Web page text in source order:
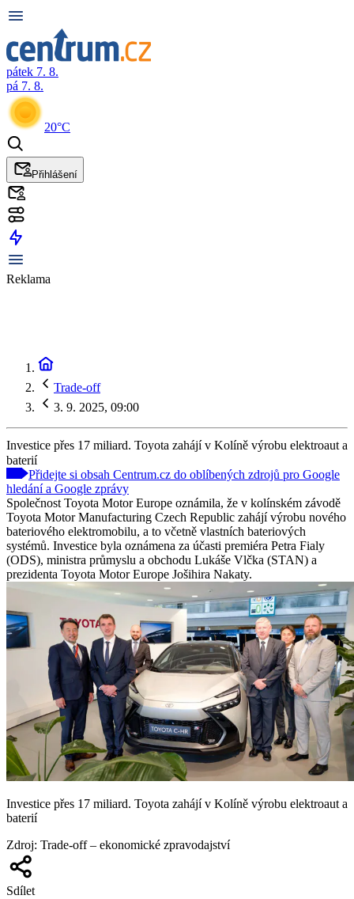
pátek 7. 8.
pá 7. 8.
20°C
Přihlášení
Reklama
Trade-off
3. 9. 2025, 09:00
Investice přes 17 miliard. Toyota zahájí v Kolíně výrobu elektroaut a
baterií
Přidejte si obsah Centrum.cz do oblíbených zdrojů pro Google
hledání a Google zprávy
Společnost Toyota Motor Europe oznámila, že v kolínském závodě
Toyota Motor Manufacturing Czech Republic zahájí výrobu nového
bateriového elektromobilu, a to včetně vlastních bateriových
systémů. Investice byla oznámena za účasti premiéra Petra Fialy
(ODS), ministra průmyslu a obchodu Lukáše Vlčka (STAN) a
prezidenta Toyota Motor Europe Jošihira Nakaty.
Investice přes 17 miliard. Toyota zahájí v Kolíně výrobu elektroaut a
baterií
Zdroj: Trade-off – ekonomické zpravodajství
Sdílet